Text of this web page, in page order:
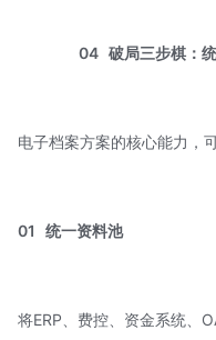
04 破局三步棋：
电子档案方案的核心能力，
01 统一资料池
将ERP、费控、资金系统、